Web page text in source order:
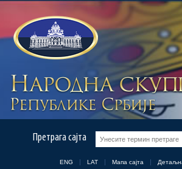
Претрага сајта
ENG LAT Мапа сајта